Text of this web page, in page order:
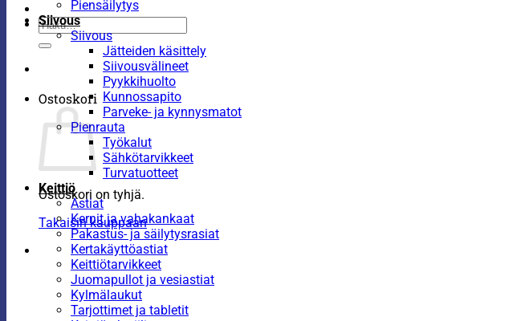
Etsi:
Ostoskori
Ostoskori on tyhjä.
Takaisin kauppaan
Piensäilytys
Siivous
Siivous
Jätteiden käsittely
Siivousvälineet
Pyykkihuolto
Kunnossapito
Parveke- ja kynnysmatot
Pienrauta
Työkalut
Sähkötarvikkeet
Turvatuotteet
Keittiö
Astiat
Kernit ja vahakankaat
Pakastus- ja säilytysrasiat
Kertakäyttöastiat
Keittiötarvikkeet
Juomapullot ja vesiastiat
Kylmälaukut
Tarjottimet ja tabletit